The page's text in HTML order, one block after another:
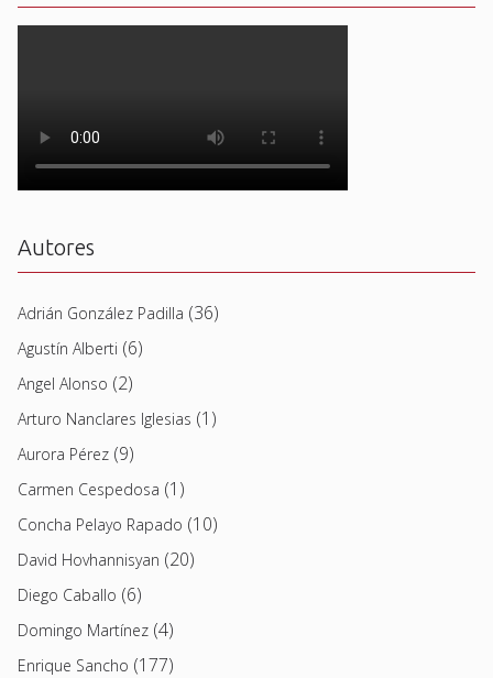
Autores
Adrián González Padilla (36)
Agustín Alberti (6)
Angel Alonso (2)
Arturo Nanclares Iglesias (1)
Aurora Pérez (9)
Carmen Cespedosa (1)
Concha Pelayo Rapado (10)
David Hovhannisyan (20)
Diego Caballo (6)
Domingo Martínez (4)
Enrique Sancho (177)